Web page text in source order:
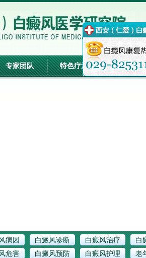
专家团队 特色疗法 康复病例
病因 白癜风诊断 白癜风治疗 白
危害 白癜风预防 白癜风护理 老